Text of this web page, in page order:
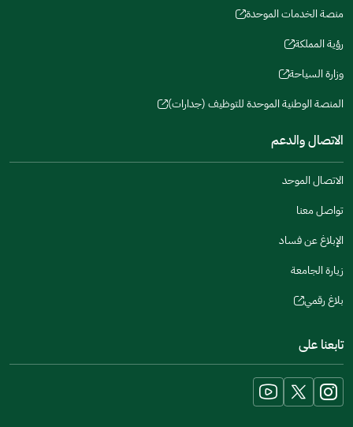
window)
new
window)
new
window)
منصة الخدمات الموحدة
new
window)
رؤية المملكة
(opens
new
وزارة السياحة
(opens
new
window)
المنصة الوطنية الموحدة للتوظيف (جدارات)
window)
الاتصال والدعم
الاتصال الموحد
تواصل معنا
الإبلاغ عن فساد
زيارة الجامعة
بلاغ رقمي
(opens
new
window)
تابعنا على